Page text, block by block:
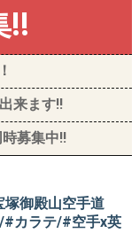
!!
来ます‼︎
募集中‼︎
御殿山空手道
#カラテ/#空手x英